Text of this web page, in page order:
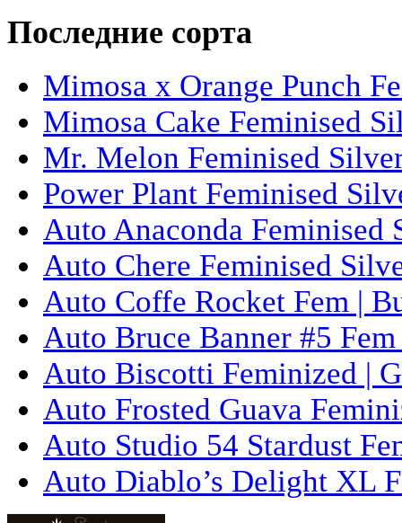
Последние сорта
Mimosa x Orange Punch
Mimosa Cake Feminised
Mr. Melon Feminised
Power Plant Feminised
Auto Anaconda Feminised
Auto Chere Feminised
Auto Coffe Rocket Fem |
Auto Bruce Banner #5
Auto Biscotti Feminized |
Auto Frosted Guava
Auto Studio 54 Stardust
Auto Diablo’s Delight XL